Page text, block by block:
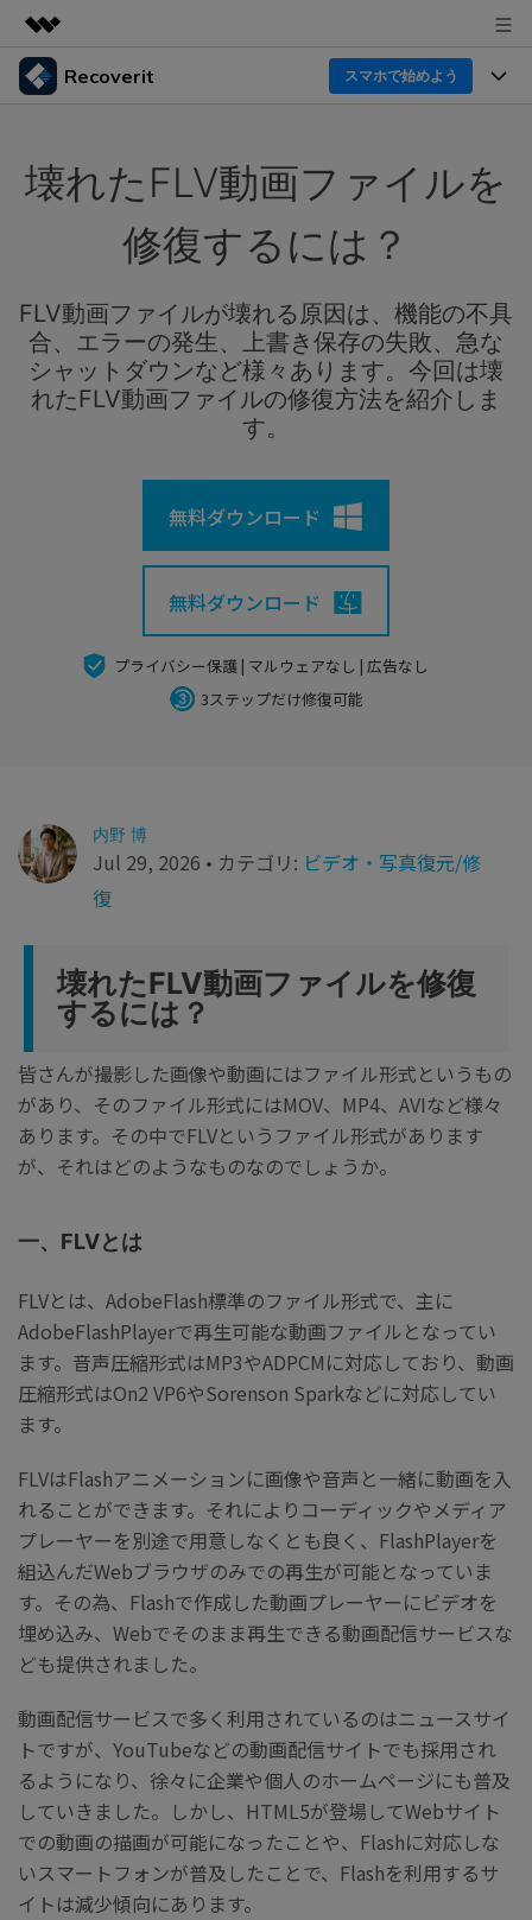
製品
概要
企業情報
サポート
Recoverit スマホで始めよう
Windowsデータ復元ならRecoverit！確実な復元技術と
スマホで始めよう
Recoverit for Mac
Macの大切なデータを制限なく完全復元
スマホで始めよう
Recoverit 無料版
消えたデータ/ 誤削除したデータも完全無料で復元
関連製品（データ修復/ バックアップ）
Repairit - データ修復
機能一覧
ドライブから復元
削除されたメディアを復元
独自の復元ソリューション 新着
ドキュメントを復元
データ復元事例
データ復元
外付けデバイス復元
詳しくは
Recoveritとは
データ復元の専門家
操作ガイド
スマホで始めよう
壊れたFLV動画ファイルを
修復するには？
FLV動画ファイルが壊れる原因は、機能の不具
合、エラーの発生、上書き保存の失敗、急な
シャットダウンなど様々あります。今回は壊
れたFLV動画ファイルの修復方法を紹介しま
す。
無料ダウンロード
無料ダウンロード
プライバシー保護 | マルウェアなし | 広告なし
3ステップだけ修復可能
内野 博
Jul 29, 2026 • カテゴリ: ビデオ・写真復元/修
復
壊れたFLV動画ファイルを修復
するには？
皆さんが撮影した画像や動画にはファイル形式というもの
があり、そのファイル形式にはMOV、MP4、AVIなど様々
あります。その中でFLVというファイル形式があります
が、それはどのようなものなのでしょうか。
一、FLVとは
FLVとは、AdobeFlash標準のファイル形式で、主に
AdobeFlashPlayerで再生可能な動画ファイルとなってい
ます。音声圧縮形式はMP3やADPCMに対応しており、動画
圧縮形式はOn2 VP6やSorenson Sparkなどに対応してい
ます。
FLVはFlashアニメーションに画像や音声と一緒に動画を入
れることができます。それによりコーディックやメディア
プレーヤーを別途で用意しなくとも良く、FlashPlayerを
組込んだWebブラウザのみでの再生が可能となっていま
す。その為、Flashで作成した動画プレーヤーにビデオを
埋め込み、Webでそのまま再生できる動画配信サービスな
ども提供されました。
動画配信サービスで多く利用されているのはニュースサイ
トですが、YouTubeなどの動画配信サイトでも採用され
るようになり、徐々に企業や個人のホームページにも普及
していきました。しかし、HTML5が登場してWebサイト
での動画の描画が可能になったことや、Flashに対応しな
いスマートフォンが普及したことで、Flashを利用するサ
イトは減少傾向にあります。